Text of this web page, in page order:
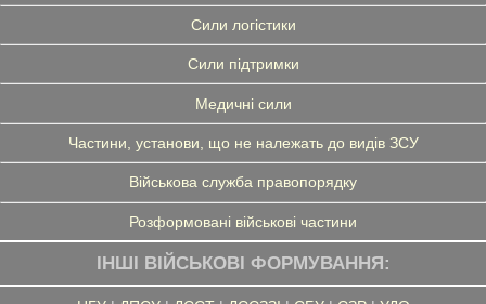
Сили логістики
Сили підтримки
Медичні сили
Частини, установи, що не належать до видів ЗСУ
Військова служба правопорядку
Розформовані військові частини
ІНШІ ВІЙСЬКОВІ ФОРМУВАННЯ: